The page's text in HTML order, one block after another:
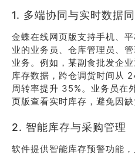
1. 多端协同与实时数据
金蝶在线网页版支持手机、
业的业务员、仓库管理员、
业务。例如，某副食批发企
库存数据，跨仓调货时间从
周转率提升 35%。业务员在
页版查看实时库存，避免因缺
2. 智能库存与采购管理
软件提供智能库存预警功能